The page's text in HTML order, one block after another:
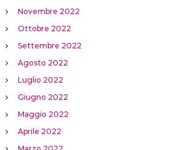
Novembre 2022
Ottobre 2022
Settembre 2022
Agosto 2022
Luglio 2022
Giugno 2022
Maggio 2022
Aprile 2022